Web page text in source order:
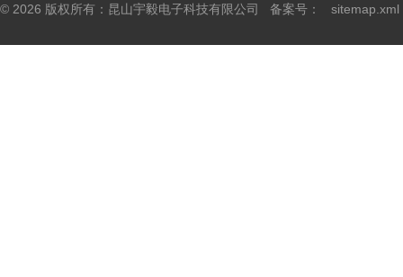
© 2026 版权所有：昆山宇毅电子科技有限公司 备案号： sitemap.xml